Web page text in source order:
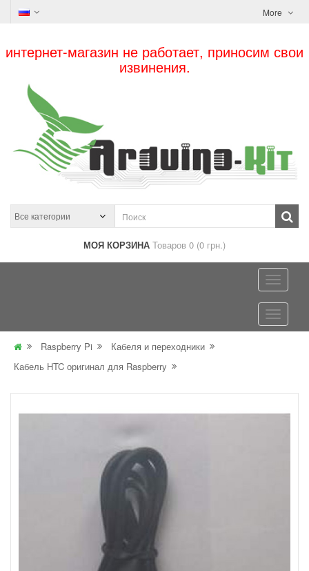
More
интернет-магазин не работает, приносим свои
извинения.
МОЯ КОРЗИНА Товаров 0 (0 грн.)
Raspberry Pi
Кабеля и переходники
Кабель HTC оригинал для Raspberry